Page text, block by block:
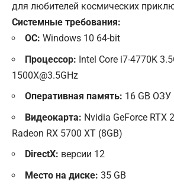
для любителей космических
Системные требования:
ОС: Windows 10 64-bit
Процессор: Intel Core i7-4770K
1500X@3.5GHz
Оперативная память: 16 GB ОЗУ
Видеокарта: Nvidia GeForce RTX
Radeon RX 5700 XT (8GB)
DirectX: версии 12
Место на диске: 35 GB